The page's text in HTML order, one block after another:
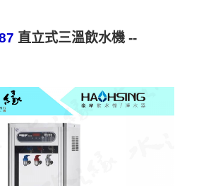
直立式三溫飲水機 --